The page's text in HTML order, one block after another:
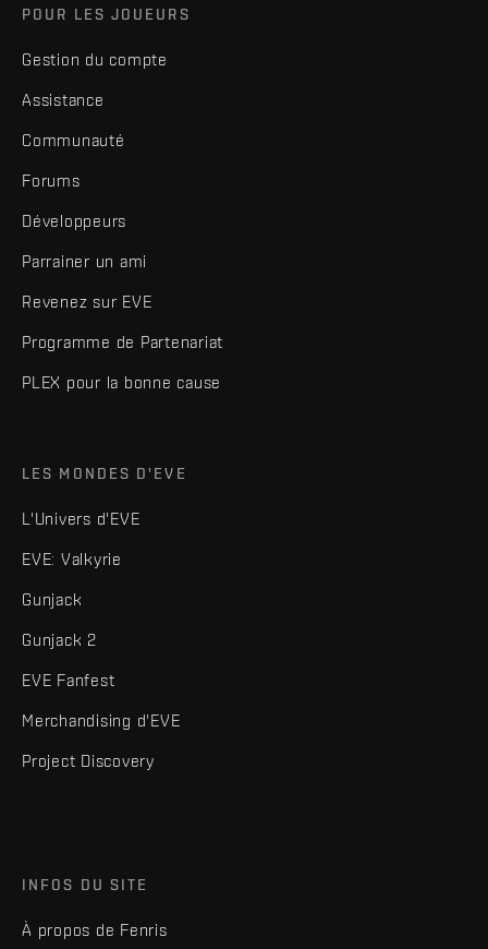
POUR LES JOUEURS
Gestion du compte
Assistance
Communauté
Forums
Développeurs
Parrainer un ami
Revenez sur EVE
Programme de Partenariat
PLEX pour la bonne cause
LES MONDES D'EVE
L'Univers d'EVE
EVE: Valkyrie
Gunjack
Gunjack 2
EVE Fanfest
Merchandising d'EVE
Project Discovery
INFOS DU SITE
À propos de Fenris